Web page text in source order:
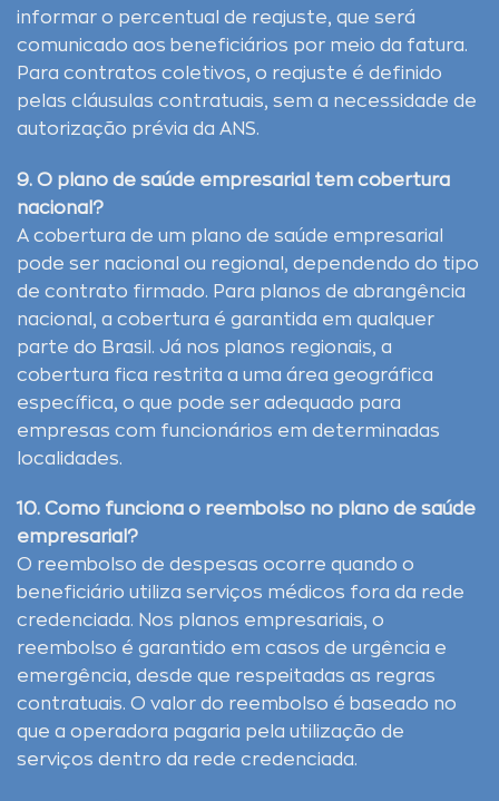
informar o percentual de reajuste, que será
comunicado aos beneficiários por meio da fatura.
Para contratos coletivos, o reajuste é definido
pelas cláusulas contratuais, sem a necessidade de
autorização prévia da ANS.
9. O plano de saúde empresarial tem cobertura
nacional?
A cobertura de um plano de saúde empresarial
pode ser nacional ou regional, dependendo do tipo
de contrato firmado. Para planos de abrangência
nacional, a cobertura é garantida em qualquer
parte do Brasil. Já nos planos regionais, a
cobertura fica restrita a uma área geográfica
específica, o que pode ser adequado para
empresas com funcionários em determinadas
localidades.
10. Como funciona o reembolso no plano de saúde
empresarial?
O reembolso de despesas ocorre quando o
beneficiário utiliza serviços médicos fora da rede
credenciada. Nos planos empresariais, o
reembolso é garantido em casos de urgência e
emergência, desde que respeitadas as regras
contratuais. O valor do reembolso é baseado no
que a operadora pagaria pela utilização de
serviços dentro da rede credenciada.